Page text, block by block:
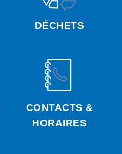
DÉCHETS
CONTACTS &
HORAIRES